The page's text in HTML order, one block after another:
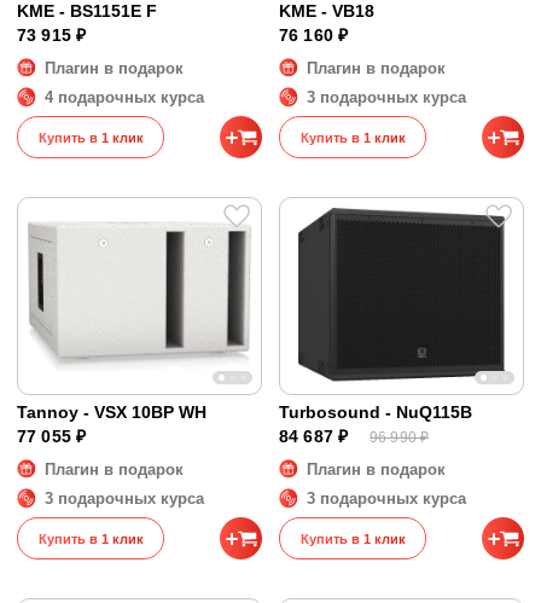
KME - BS1151E F
73 915 ₽
Плагин в подарок
4 подарочных курса
Купить в 1 клик
KME - VB18
76 160 ₽
Плагин в подарок
3 подарочных курса
Купить в 1 клик
Tannoy - VSX 10BP WH
77 055 ₽
Плагин в подарок
3 подарочных курса
Купить в 1 клик
Turbosound - NuQ115B
84 687 ₽
96 990 ₽
Плагин в подарок
3 подарочных курса
Купить в 1 клик